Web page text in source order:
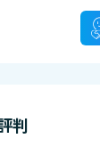
判